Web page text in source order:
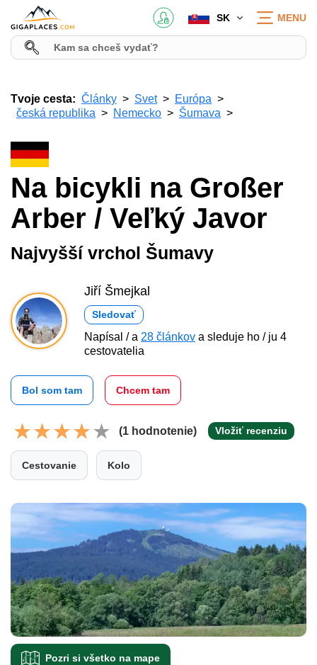
SK MENU
Tvoje cesta: Články Svet
Európa
česká republika
Nemecko Šumava
Na bicykli na Großer
Arber / Veľký Javor
Najvyšší vrchol Šumavy
Jiří Šmejkal
Sledovať
Napísal / a 28 článkov a sleduje ho / ju 4
cestovatelia
Bol som tam Chcem tam
(1 hodnotenie) Vložiť recenziu
Cestovanie Kolo
Pozri si všetko na mape